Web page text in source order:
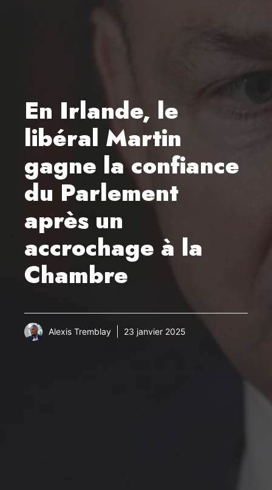
En Irlande, le
libéral Martin
gagne la confiance
du Parlement
après un
accrochage à la
Chambre
Alexis Tremblay 23 janvier 2025